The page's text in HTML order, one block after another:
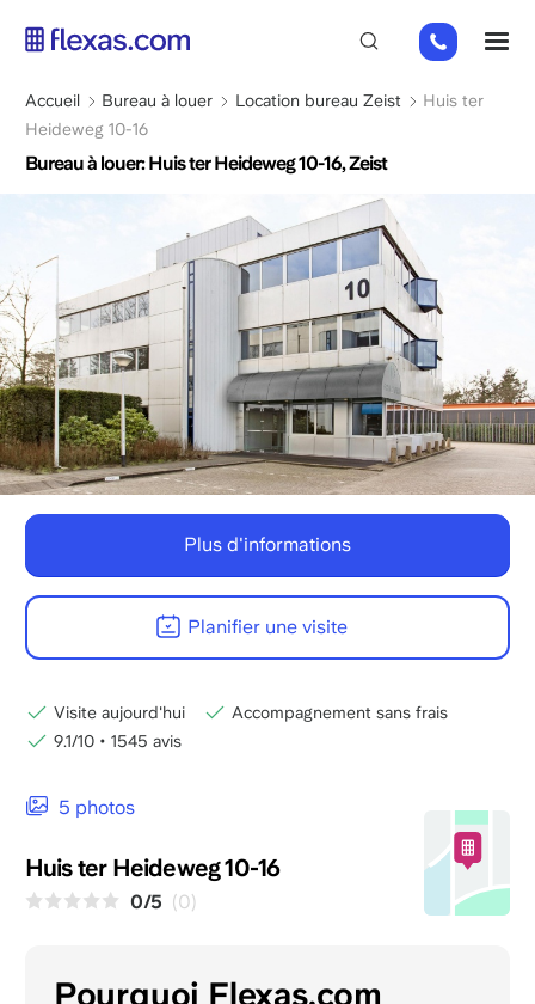
principal
+31
85
066
Fil
d'Ariane
Accueil Bureau à louer Location bureau Zeist
Huis ter
Heideweg 10-16
Bureau à louer: Huis ter Heideweg 10-16, Zeist
5 photos
Huis ter Heideweg 10-16
0/5 (0)
Pourquoi Flexas.com
Plus d'informations
Planifier une visite
Visite aujourd'hui
Accompagnement sans frais
9.1/10 • 1545 avis